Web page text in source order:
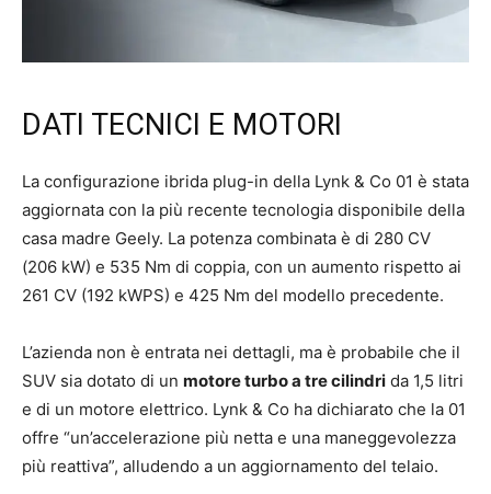
DATI TECNICI E MOTORI
La configurazione ibrida plug-in della Lynk & Co 01 è stata
aggiornata con la più recente tecnologia disponibile della
casa madre Geely. La potenza combinata è di 280 CV
(206 kW) e 535 Nm di coppia, con un aumento rispetto ai
261 CV (192 kWPS) e 425 Nm del modello precedente.
L’azienda non è entrata nei dettagli, ma è probabile che il
SUV sia dotato di un motore turbo a tre cilindri da 1,5 litri
e di un motore elettrico. Lynk & Co ha dichiarato che la 01
offre “un’accelerazione più netta e una maneggevolezza
più reattiva”, alludendo a un aggiornamento del telaio.